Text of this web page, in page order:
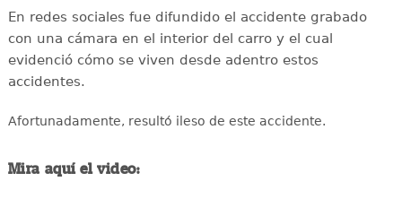
En redes sociales fue difundido el accidente grabado
con una cámara en el interior del carro y el cual
evidenció cómo se viven desde adentro estos
accidentes.
Afortunadamente, resultó ileso de este accidente.
Mira aquí el video: